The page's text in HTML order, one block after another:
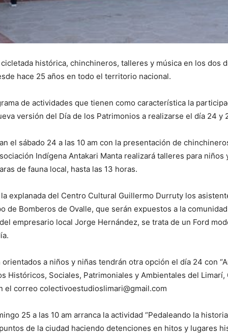
histórica, chinchineros, talleres y música en los dos
hace 25 años en todo el territorio nacional.
de actividades que tienen como característica la
versión del Día de los Patrimonios a realizarse el día 24 y
el sábado 24 a las 10 am con la presentación de
Indígena Antakari Manta realizará talleres para
de fauna local, hasta las 13 horas.
explanada del Centro Cultural Guillermo Durruty los
de Bomberos de Ovalle, que serán expuestos a la
empresario local Jorge Hernández, se trata de un Ford
a niños y niñas tendrán otra opción el día 24 con
Históricos, Sociales, Patrimoniales y Ambientales del
el correo colectivoestudioslimari@gmail.com
25 a las 10 am arranca la actividad “Pedaleando la
de la ciudad haciendo detenciones en hitos y lugares